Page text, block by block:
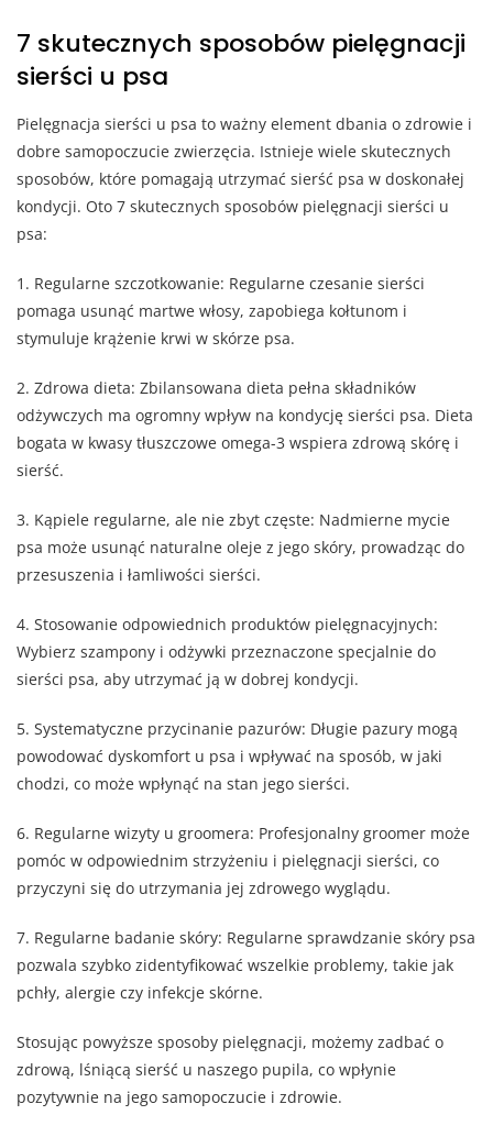
7 skutecznych sposobów pielęgnacji
sierści u psa
Pielęgnacja sierści u psa to ważny element dbania o zdrowie i
dobre samopoczucie zwierzęcia. Istnieje wiele skutecznych
sposobów, które pomagają utrzymać sierść psa w doskonałej
kondycji. Oto 7 skutecznych sposobów pielęgnacji sierści u
psa:
1. Regularne szczotkowanie: Regularne czesanie sierści
pomaga usunąć martwe włosy, zapobiega kołtunom i
stymuluje krążenie krwi w skórze psa.
2. Zdrowa dieta: Zbilansowana dieta pełna składników
odżywczych ma ogromny wpływ na kondycję sierści psa. Dieta
bogata w kwasy tłuszczowe omega-3 wspiera zdrową skórę i
sierść.
3. Kąpiele regularne, ale nie zbyt częste: Nadmierne mycie
psa może usunąć naturalne oleje z jego skóry, prowadząc do
przesuszenia i łamliwości sierści.
4. Stosowanie odpowiednich produktów pielęgnacyjnych:
Wybierz szampony i odżywki przeznaczone specjalnie do
sierści psa, aby utrzymać ją w dobrej kondycji.
5. Systematyczne przycinanie pazurów: Długie pazury mogą
powodować dyskomfort u psa i wpływać na sposób, w jaki
chodzi, co może wpłynąć na stan jego sierści.
6. Regularne wizyty u groomera: Profesjonalny groomer może
pomóc w odpowiednim strzyżeniu i pielęgnacji sierści, co
przyczyni się do utrzymania jej zdrowego wyglądu.
7. Regularne badanie skóry: Regularne sprawdzanie skóry psa
pozwala szybko zidentyfikować wszelkie problemy, takie jak
pchły, alergie czy infekcje skórne.
Stosując powyższe sposoby pielęgnacji, możemy zadbać o
zdrową, lśniącą sierść u naszego pupila, co wpłynie
pozytywnie na jego samopoczucie i zdrowie.